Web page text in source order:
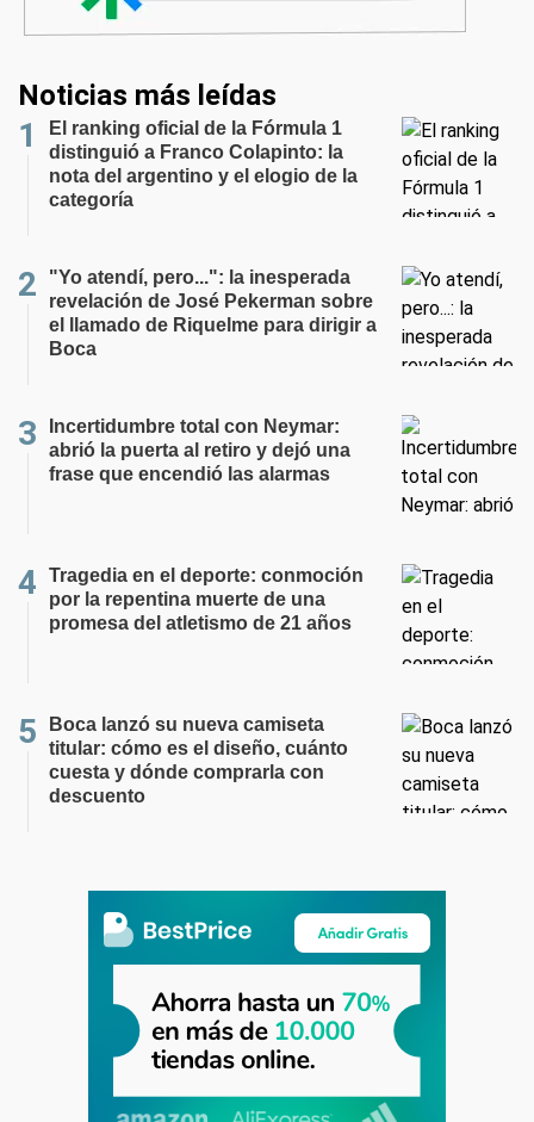
Noticias más leídas
El ranking oficial de la Fórmula 1
distinguió a Franco Colapinto: la
nota del argentino y el elogio de la
categoría
"Yo atendí, pero...": la inesperada
revelación de José Pekerman sobre
el llamado de Riquelme para dirigir a
Boca
Incertidumbre total con Neymar:
abrió la puerta al retiro y dejó una
frase que encendió las alarmas
Tragedia en el deporte: conmoción
por la repentina muerte de una
promesa del atletismo de 21 años
Boca lanzó su nueva camiseta
titular: cómo es el diseño, cuánto
cuesta y dónde comprarla con
descuento